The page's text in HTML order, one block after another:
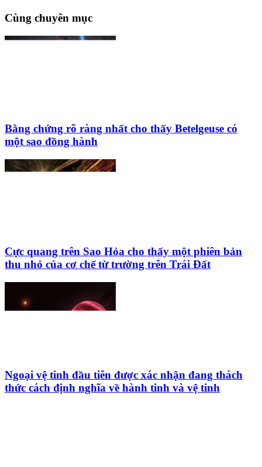
Cùng chuyên mục
Bằng chứng rõ ràng nhất cho thấy Betelgeuse có
một sao đồng hành
Cực quang trên Sao Hỏa cho thấy một phiên bản
thu nhỏ của cơ chế từ trường trên Trái Đất
Ngoại vệ tinh đầu tiên được xác nhận đang thách
thức cách định nghĩa về hành tinh và vệ tinh